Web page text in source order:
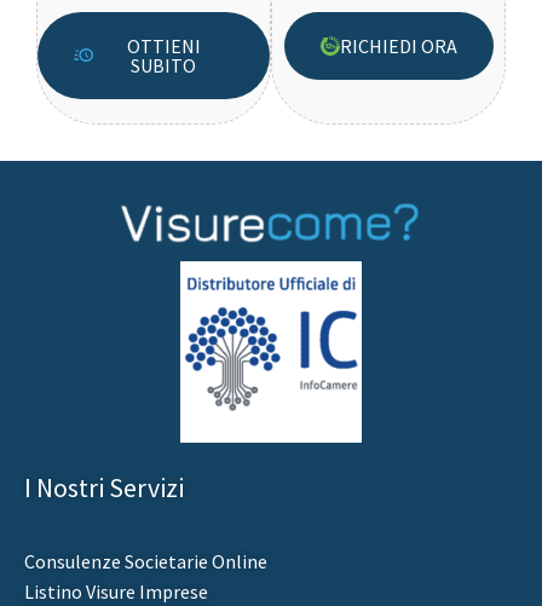
OTTIENI
SUBITO
RICHIEDI ORA
I Nostri Servizi
Consulenze Societarie Online
Listino Visure Imprese